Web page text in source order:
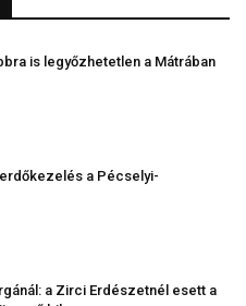
is legyőzhetetlen a Mátrában
a Pécselyi-
a Zirci Erdészetnél esett a